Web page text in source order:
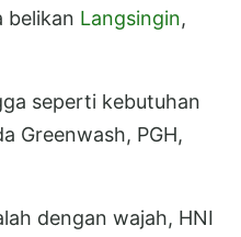
belikan Langsingin,
seperti kebutuhan
Greenwash, PGH,
dengan wajah, HNI